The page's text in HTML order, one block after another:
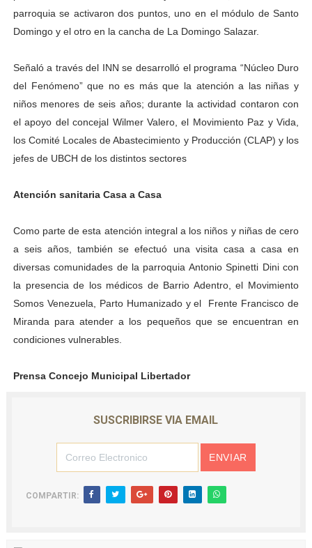
Impulsan plan estratégico de seguridad ciudadana
Jornada social benefició a 250 familias en Los
parroquia se activaron dos puntos, uno en el módulo de Santo
Domingo y el otro en la cancha de La Domingo Salazar.
Señaló a través del INN se desarrolló el programa “Núcleo Duro
del Fenómeno” que no es más que la atención a las niñas y
niños menores de seis años; durante la actividad contaron con
el apoyo del concejal Wilmer Valero, el Movimiento Paz y Vida,
los Comité Locales de Abastecimiento y Producción (CLAP) y los
jefes de UBCH de los distintos sectores
Atención sanitaria Casa a Casa
Como parte de esta atención integral a los niños y niñas de cero
a seis años, también se efectuó una visita casa a casa en
diversas comunidades de la parroquia Antonio Spinetti Dini con
la presencia de los médicos de Barrio Adentro, el Movimiento
Somos Venezuela, Parto Humanizado y el Frente Francisco de
Miranda para atender a los pequeños que se encuentran en
condiciones vulnerables.
Prensa Concejo Municipal Libertador
SUSCRIBIRSE VIA EMAIL
COMPARTIR: